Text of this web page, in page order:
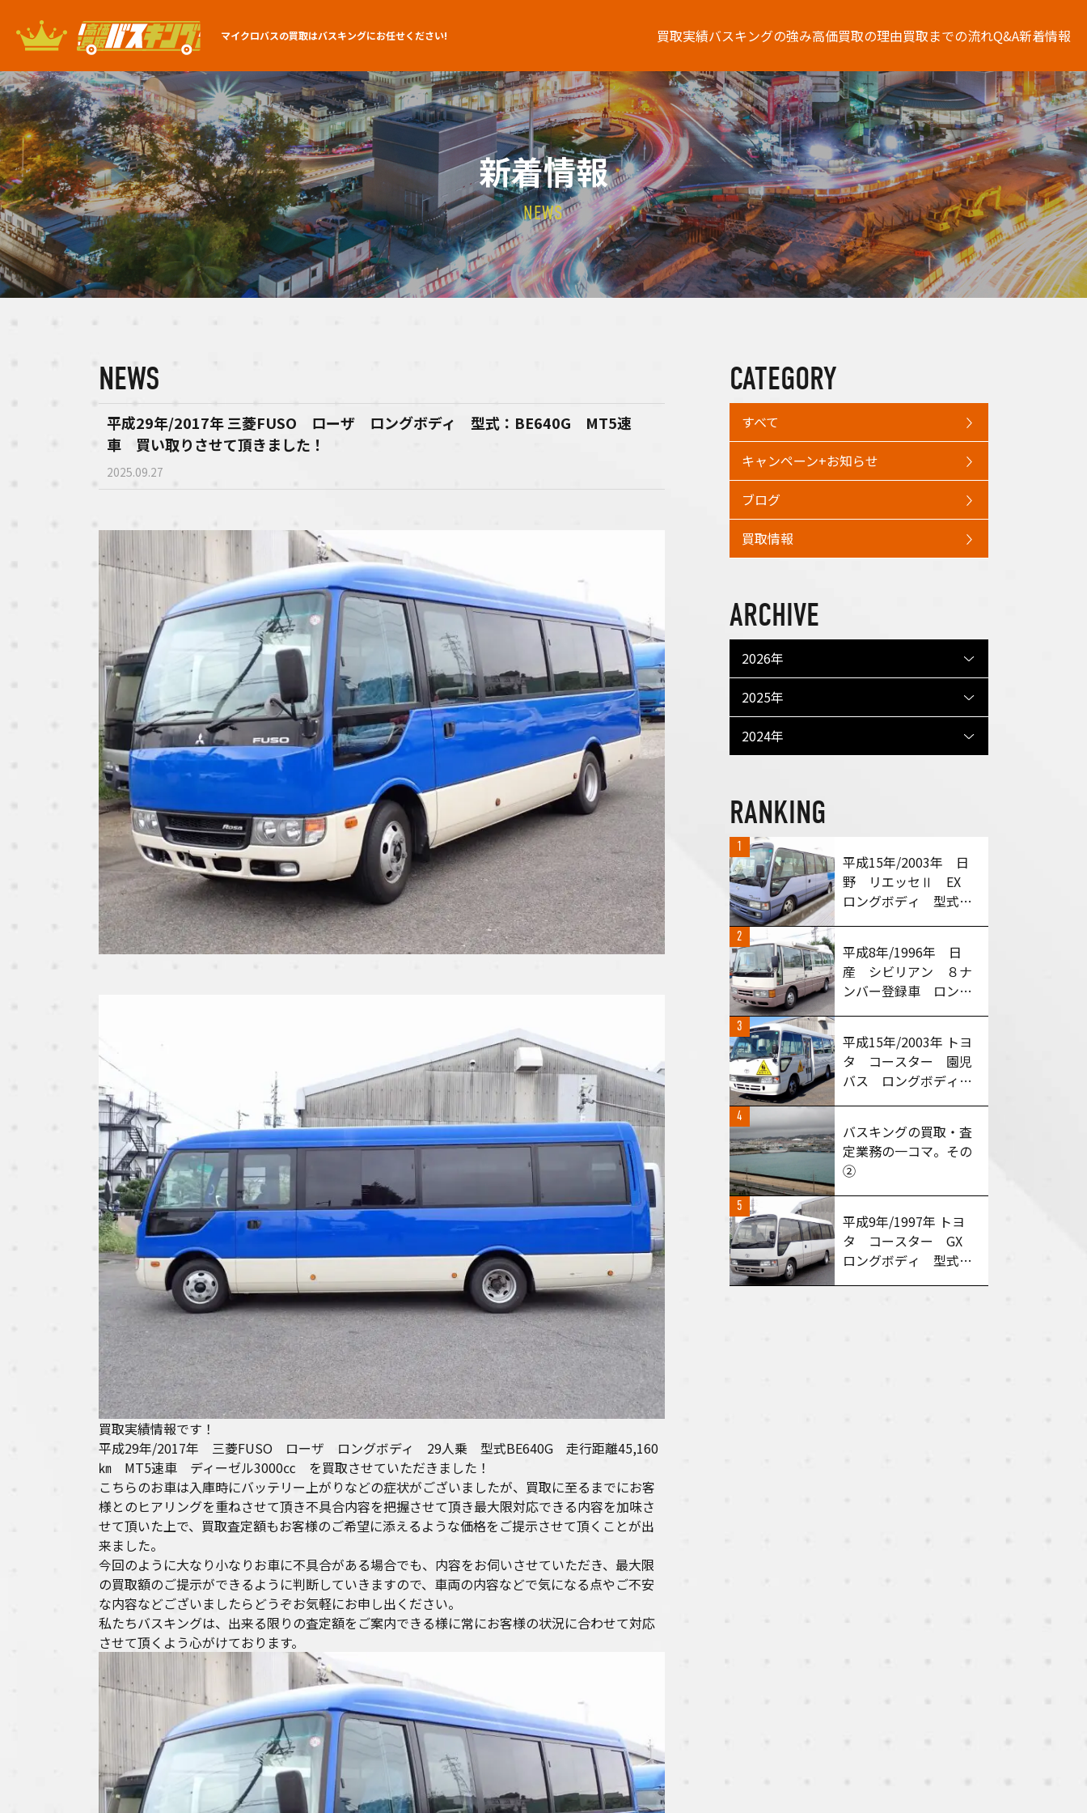
マイクロバスの買取はバスキングにお任せください! 買取実績バスキングの強み高価買取の理由買取までの流れQ&A新着情報
新着情報
NEWS
NEWS
平成29年/2017年 三菱FUSO ローザ ロングボディ 型式：BE640G MT5速
車 買い取りさせて頂きました！
2025.09.27
買取実績情報です！
平成29年/2017年 三菱FUSO ローザ ロングボディ 29人乗 型式BE640G 走行距離45,160
㎞ MT5速車 ディーゼル3000㏄ を買取させていただきました！
こちらのお車は入庫時にバッテリー上がりなどの症状がございましたが、買取に至るまでにお客
様とのヒアリングを重ねさせて頂き不具合内容を把握させて頂き最大限対応できる内容を加味さ
せて頂いた上で、買取査定額もお客様のご希望に添えるような価格をご提示させて頂くことが出
来ました。
今回のように大なり小なりお車に不具合がある場合でも、内容をお伺いさせていただき、最大限
の買取額のご提示ができるように判断していきますので、車両の内容などで気になる点やご不安
な内容などございましたらどうぞお気軽にお申し出ください。
私たちバスキングは、出来る限りの査定額をご案内できる様に常にお客様の状況に合わせて対応
させて頂くよう心がけております。
CATEGORY
すべて
キャンペーン+お知らせ
ブログ
買取情報
ARCHIVE
2026年
2025年
2024年
RANKING
1
平成15年/2003年 日
野 リエッセⅡ EX
ロングボディ 型式：
した！
2
平成8年/1996年 日
産 シビリアン ８ナ
ンバー登録車 ロング
買い取りさせて頂きま
した！
3
平成15年/2003年 トヨ
タ コースター 園児
バス ロングボディ
した！
4
バスキングの買取・査
定業務の一コマ。その
②
5
平成9年/1997年 トヨ
タ コースター GX
ロングボディ 型式：